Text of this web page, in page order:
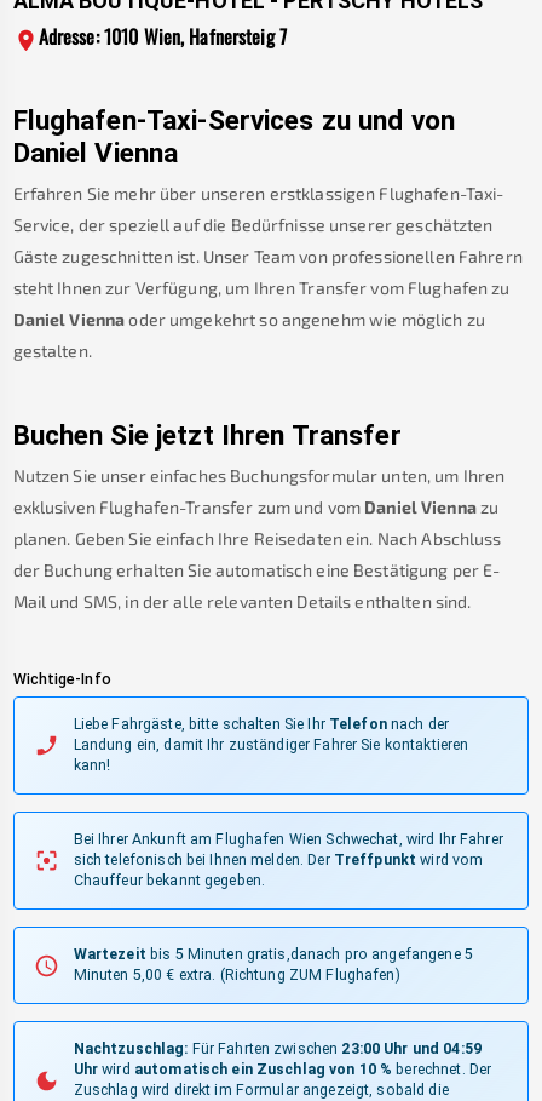
Adresse: 1010 Wien, Hafnersteig 7
Flughafen-Taxi-Services zu und von
Daniel Vienna
Erfahren Sie mehr über unseren erstklassigen Flughafen-Taxi-
Service, der speziell auf die Bedürfnisse unserer geschätzten
Gäste zugeschnitten ist. Unser Team von professionellen Fahrern
steht Ihnen zur Verfügung, um Ihren Transfer vom Flughafen zu
Daniel Vienna oder umgekehrt so angenehm wie möglich zu
gestalten.
Buchen Sie jetzt Ihren Transfer
Nutzen Sie unser einfaches Buchungsformular unten, um Ihren
exklusiven Flughafen-Transfer zum und vom Daniel Viennazu
planen. Geben Sie einfach Ihre Reisedaten ein. Nach Abschluss
der Buchung erhalten Sie automatisch eine Bestätigung per E-
Mail und SMS, in der alle relevanten Details enthalten sind.
Wichtige-Info
Liebe Fahrgäste, bitte schalten Sie Ihr Telefonnach der
Landung ein, damit Ihr zuständiger Fahrer Sie kontaktieren
kann!
Bei Ihrer Ankunft am Flughafen Wien Schwechat, wird Ihr Fahrer
sich telefonisch bei Ihnen melden. Der Treffpunkt wird vom
Chauffeur bekannt gegeben.
Wartezeit bis 5 Minuten gratis,danach pro angefangene 5
Minuten 5,00 € extra. (Richtung ZUM Flughafen)
Nachtzuschlag: Für Fahrten zwischen 23:00 Uhr und 04:59
Uhr wird automatisch ein Zuschlag von 10 % berechnet. Der
Zuschlag wird direkt im Formular angezeigt, sobald die